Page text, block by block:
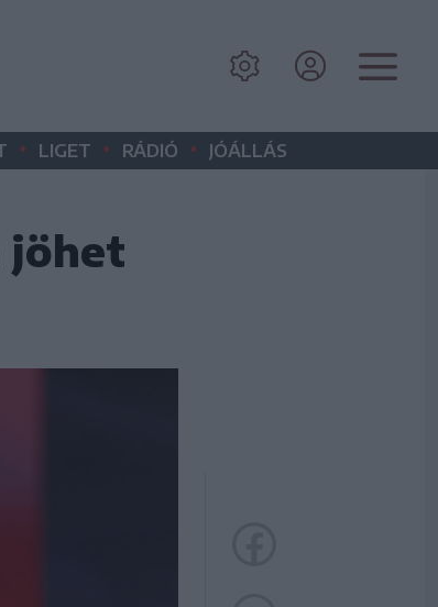
• LIGET • RÁDIÓ • JÓÁLLÁS
jöhet